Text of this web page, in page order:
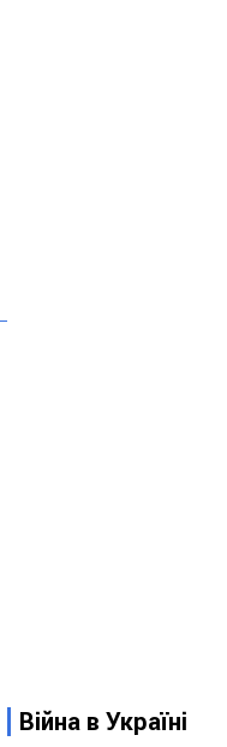
Війна в Україні